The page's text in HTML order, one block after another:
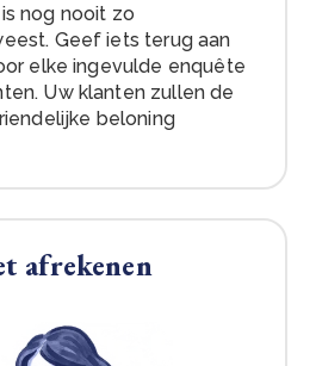
nog nooit zo
Geef iets terug aan
elke ingevulde enquête
Uw klanten zullen de
beloning
afrekenen